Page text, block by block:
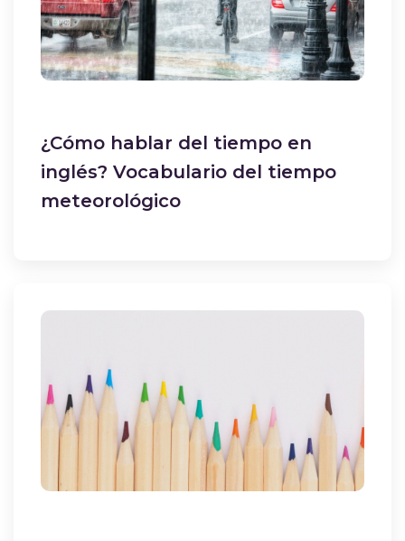
¿Cómo hablar del tiempo en
inglés? Vocabulario del tiempo
meteorológico